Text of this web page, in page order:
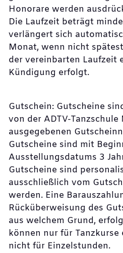
Honorare werden
Die Laufzeit beträgt
verlängert sich
Monat, wenn nicht
der vereinbarten Laufzeit
Kündigung erfolgt.
Gutschein: Gutscheine
von der ADTV-Tanzschule
ausgegebenen
Gutscheine sind mit
Ausstellungsdatums 3
Gutscheine sind
ausschließlich vom
werden. Eine
Rücküberweisung des
aus welchem Grund,
können nur für Tanzkurse
nicht für Einzelstunden.